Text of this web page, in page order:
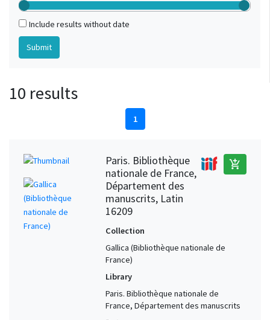
Include results without date
10 results
1
Paris. Bibliothèque
nationale de France,
Département des
manuscrits, Latin
16209
add_shopping_cart
Collection
Gallica (Bibliothèque nationale de
France)
Library
Paris. Bibliothèque nationale de
France, Département des manuscrits